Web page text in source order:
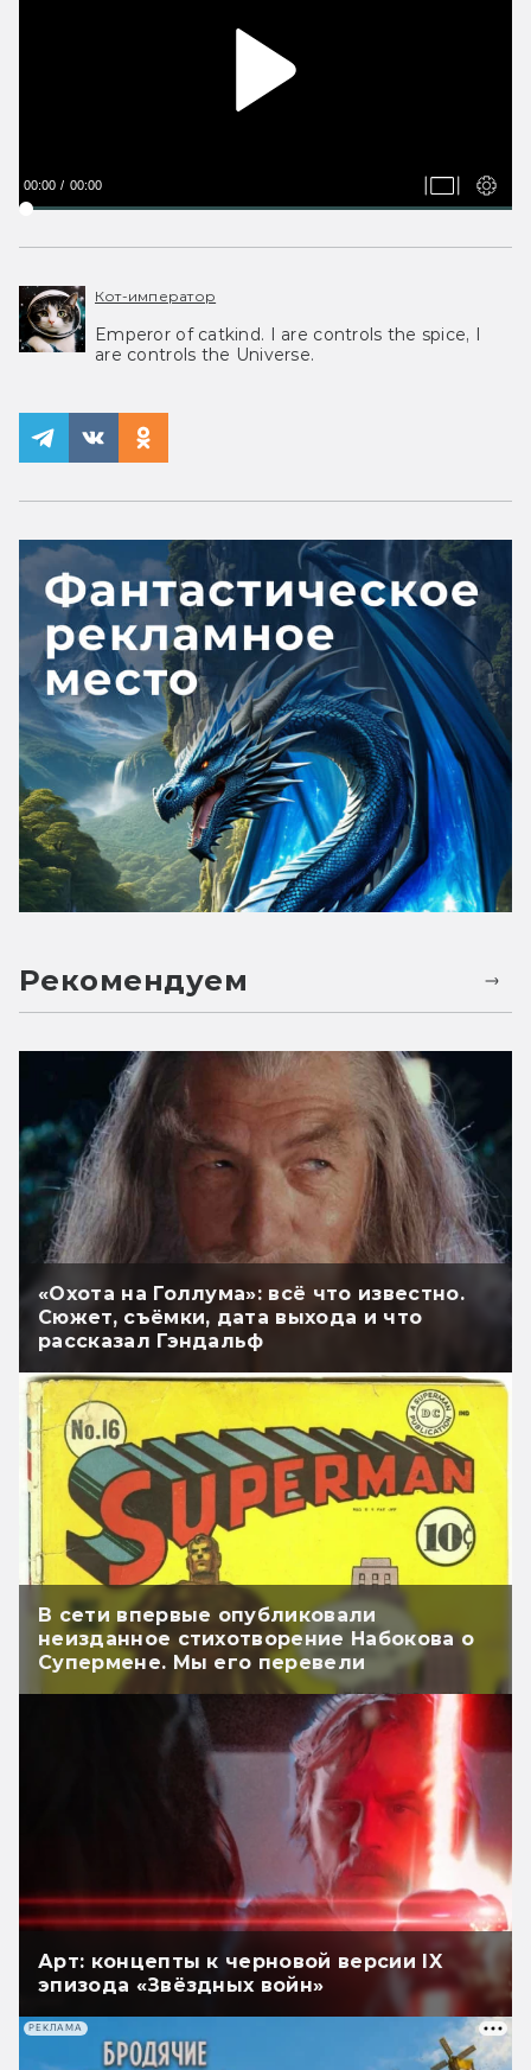
00:00 00:00
Кот-император
Emperor of catkind. I are controls the spice, I
are controls the Universe.
Рекомендуем
«Охота на Голлума»: всё что известно.
Сюжет, съёмки, дата выхода и что
рассказал Гэндальф
В сети впервые опубликовали
неизданное стихотворение Набокова о
Супермене. Мы его перевели
Арт: концепты к черновой версии IX
эпизода «Звёздных войн»
РЕКЛАМА